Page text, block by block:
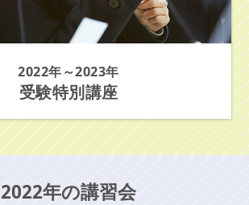
2022年～2023年
受験特別講座
2022年の講習会